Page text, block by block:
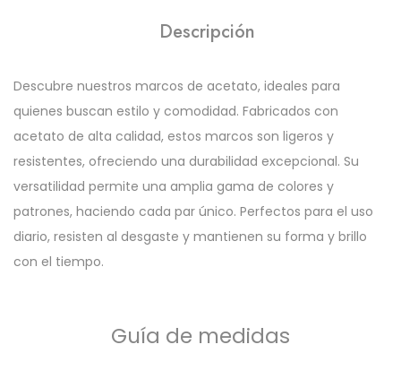
Descripción
Descubre nuestros marcos de acetato, ideales para
quienes buscan estilo y comodidad. Fabricados con
acetato de alta calidad, estos marcos son ligeros y
resistentes, ofreciendo una durabilidad excepcional. Su
versatilidad permite una amplia gama de colores y
patrones, haciendo cada par único. Perfectos para el uso
diario, resisten al desgaste y mantienen su forma y brillo
con el tiempo.
Guía de medidas